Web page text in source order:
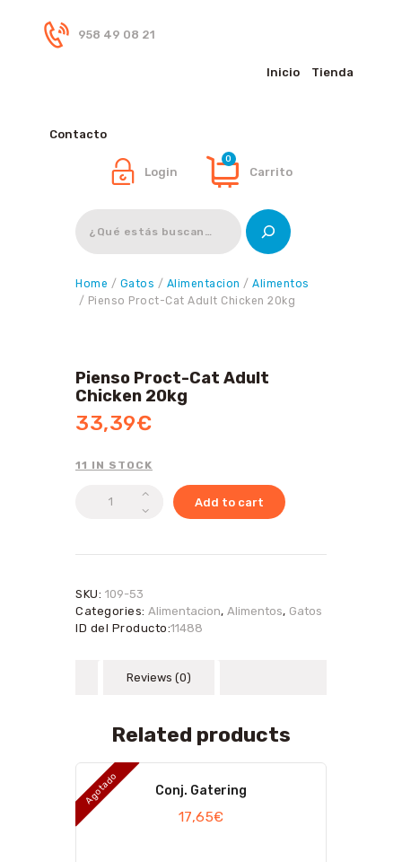
958 49 08 21
Inicio Tienda
Contacto
Login Carrito
0
Tienda
Buscar
Home / Gatos / Alimentacion / Alimentos
/ Pienso Proct-Cat Adult Chicken 20kg
Pienso Proct-Cat Adult
Chicken 20kg
33,39€
11 IN STOCK
quantity
Add to cart
SKU: 109-53
Categories: Alimentacion, Alimentos, Gatos
ID del Producto:11488
Reviews (0)
Related products
Agotado Conj. Gatering
17,65€